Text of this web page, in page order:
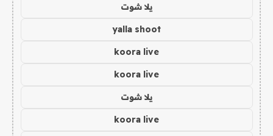
يلا شوت
yalla shoot
koora live
koora live
يلا شوت
koora live